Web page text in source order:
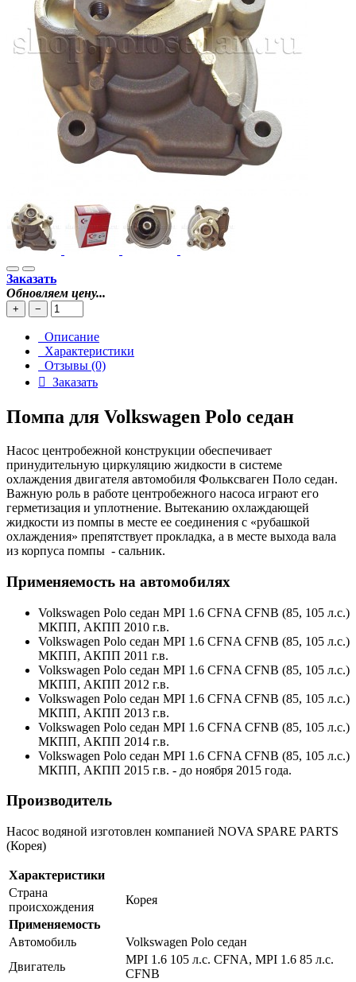
Заказать
Обновляем цену...
+ −
Описание
Характеристики
Отзывы (0)
Заказать
Помпа для Volkswagen Polo седан
Насос центробежной конструкции обеспечивает
принудительную циркуляцию жидкости в системе
охлаждения двигателя автомобиля Фольксваген Поло седан.
Важную роль в работе центробежного насоса играют его
герметизация и уплотнение. Вытеканию охлаждающей
жидкости из помпы в месте ее соединения с «рубашкой
охлаждения» препятствует прокладка, а в месте выхода вала
из корпуса помпы - сальник.
Применяемость на автомобилях
Volkswagen Polo седан MPI 1.6 CFNA CFNB (85, 105 л.с.)
МКПП, АКПП 2010 г.в.
Volkswagen Polo седан MPI 1.6 CFNA CFNB (85, 105 л.с.)
МКПП, АКПП 2011 г.в.
Volkswagen Polo седан MPI 1.6 CFNA CFNB (85, 105 л.с.)
МКПП, АКПП 2012 г.в.
Volkswagen Polo седан MPI 1.6 CFNA CFNB (85, 105 л.с.)
МКПП, АКПП 2013 г.в.
Volkswagen Polo седан MPI 1.6 CFNA CFNB (85, 105 л.с.)
МКПП, АКПП 2014 г.в.
Volkswagen Polo седан MPI 1.6 CFNA CFNB (85, 105 л.с.)
МКПП, АКПП 2015 г.в. - до ноября 2015 года.
Производитель
Насос водяной изготовлен компанией NOVA SPARE PARTS
(Корея)
Характеристики
Страна
происхождения
Корея
Применяемость
Автомобиль
Volkswagen Polo седан
Двигатель
MPI 1.6 105 л.с. CFNA, MPI 1.6 85 л.с.
CFNB